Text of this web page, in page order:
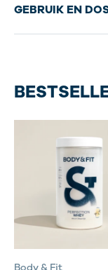
GEBRUIK EN